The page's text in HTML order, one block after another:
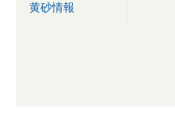
黄砂情報